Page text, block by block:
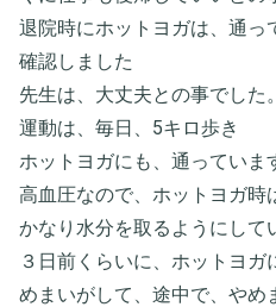
退院時にホットヨガは、通っ
確認しました
先生は、大丈夫との事でした。
運動は、毎日、5キロ歩き
ホットヨガにも、通っていま
高血圧なので、ホットヨガ時
かなり水分を取るようにして
３日前くらいに、ホットヨガ
めまいがして、途中で、やめ